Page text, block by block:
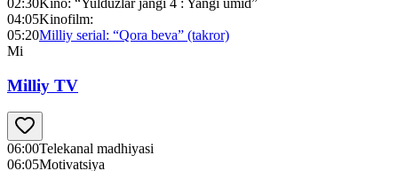
04:05Kinofilm:
05:20Milliy serial: “Qora beva” (takror)
Mi
Milliy TV
06:00Telekanal madhiyasi
06:05Motivatsiya